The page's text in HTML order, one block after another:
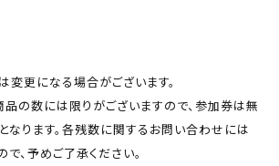
更になる場合がございます。
の数には限りがございますので、参加券は無
なります。各残数に関するお問い合わせには
、予めご了承ください。